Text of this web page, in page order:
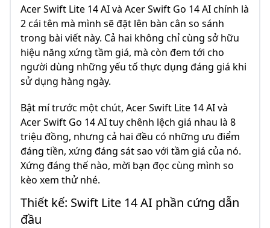
Acer Swift Lite 14 AI và Acer Swift Go 14 AI chính là
2 cái tên mà mình sẽ đặt lên bàn cân so sánh
trong bài viết này. Cả hai không chỉ cùng sở hữu
hiệu năng xứng tầm giá, mà còn đem tới cho
người dùng những yếu tố thực dụng đáng giá khi
sử dụng hàng ngày.
Bật mí trước một chút, Acer Swift Lite 14 AI và
Acer Swift Go 14 AI tuy chênh lệch giá nhau là 8
triệu đồng, nhưng cả hai đều có những ưu điểm
đáng tiền, xứng đáng sát sao với tầm giá của nó.
Xứng đáng thế nào, mời bạn đọc cùng mình so
kèo xem thử nhé.
Thiết kế: Swift Lite 14 AI phần cứng dẫn
đầu